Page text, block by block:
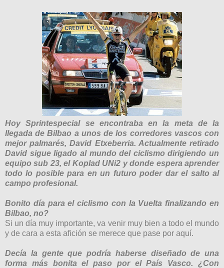
Hoy Sprintespecial se encontraba en la meta de la
llegada de Bilbao a unos de los corredores vascos con
mejor palmarés, David Etxeberria. Actualmente retirado
David sigue ligado al mundo del ciclismo dirigiendo un
equipo sub 23, el Koplad UNi2 y donde espera aprender
todo lo posible para en un futuro poder dar el salto al
campo profesional.
Bonito día para el ciclismo con la Vuelta finalizando en
Bilbao, no?
Si un día muy importante, va venir muy bien a todo el mundo
y de cara a esta afición se merece que pase por aquí.
Decía la gente que podría haberse diseñado de una
forma más bonita el paso por el País Vasco. ¿Con